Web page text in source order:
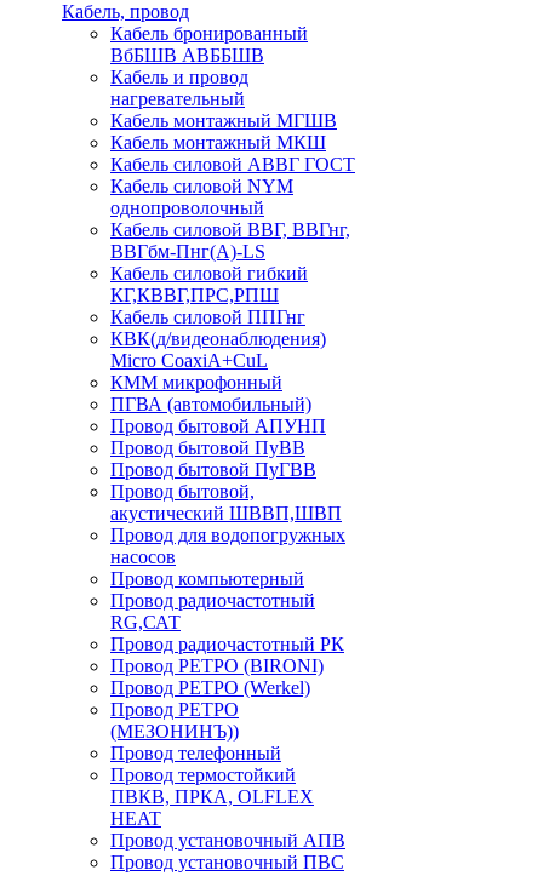
Кабель, провод
Кабель бронированный
ВбБШВ АВББШВ
Кабель и провод
нагревательный
Кабель монтажный МГШВ
Кабель монтажный МКШ
Кабель силовой АВВГ ГОСТ
Кабель силовой NYM
однопроволочный
Кабель силовой ВВГ, ВВГнг,
ВВГбм-Пнг(А)-LS
Кабель силовой гибкий
КГ,КВВГ,ПРС,РПШ
Кабель силовой ППГнг
КВК(д/видеонаблюдения)
Micro CoaxiA+CuL
КММ микрофонный
ПГВА (автомобильный)
Провод бытовой АПУНП
Провод бытовой ПуВВ
Провод бытовой ПуГВВ
Провод бытовой,
акустический ШВВП,ШВП
Провод для водопогружных
насосов
Провод компьютерный
Провод радиочастотный
RG,САТ
Провод радиочастотный РК
Провод РЕТРО (BIRONI)
Провод РЕТРО (Werkel)
Провод РЕТРО
(МЕЗОНИНЪ))
Провод телефонный
Провод термостойкий
ПВКВ, ПРКА, OLFLEX
HEAT
Провод установочный АПВ
Провод установочный ПВС